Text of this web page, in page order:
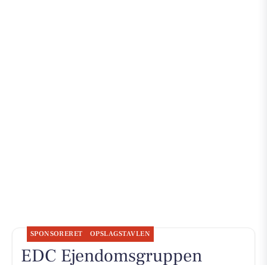
SPONSORERET OPSLAGSTAVLEN
EDC Ejen­doms­grup­pen